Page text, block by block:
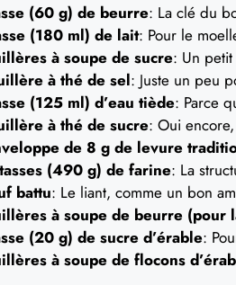
(60 g) de beurre: La clé du
(180 ml) de lait: Pour le
à soupe de sucre: Un
à thé de sel: Juste un peu
(125 ml) d’eau tiède: Parce
à thé de sucre: Oui
de 8 g de levure
(490 g) de farine: La
battu: Le liant, comme un bon
à soupe de beurre (pour
(20 g) de sucre d’érable:
à soupe de flocons